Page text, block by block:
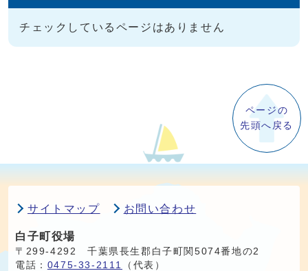
チェックしているページはありません
ページの
先頭へ戻る
サイトマップ お問い合わせ
白子町役場
〒299-4292 千葉県長生郡白子町関5074番地の2
電話： 0475-33-2111
（代表）